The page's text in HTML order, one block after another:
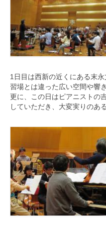
出張演奏
九大フィル特集ページ
団員専用ページ
1日目は西新の近くにある末永
習場とは違った広い空間や響
更に、
この日はピアニストの
していただき、大変実りのあ